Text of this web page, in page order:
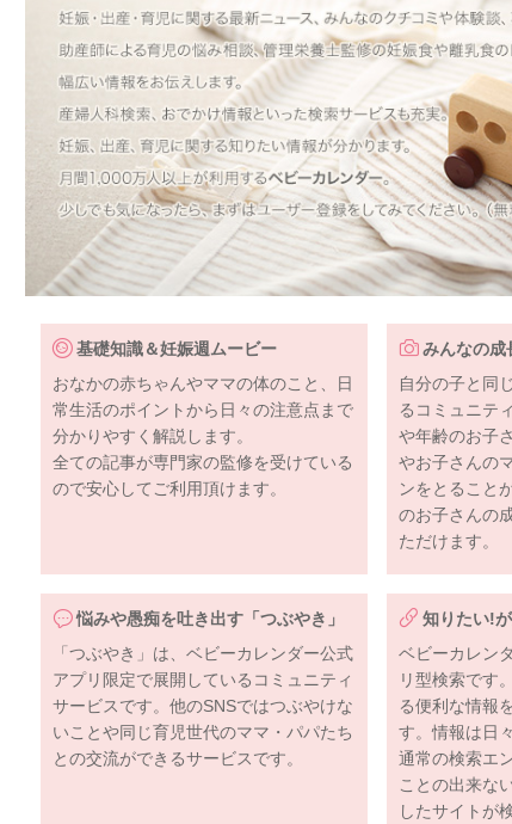
基礎知識＆妊娠週ムービー
おなかの赤ちゃんやママの体のこと、日
常生活のポイントから日々の注意点まで
分かりやすく解説します。
全ての記事が専門家の監修を受けている
ので安心してご利用頂けます。
みんなの成
自分の子と同
るコミュニテ
や年齢のお子
やお子さんの
ンをとること
のお子さんの
ただけます。
悩みや愚痴を吐き出す「つぶやき」
「つぶやき」は、ベビーカレンダー公式
アプリ限定で展開しているコミュニティ
サービスです。他のSNSではつぶやけな
いことや同じ育児世代のママ・パパたち
との交流ができるサービスです。
知りたい!
ベビーカレン
リ型検索です
る便利な情報
す。情報は日
通常の検索エ
ことの出来な
したサイトが